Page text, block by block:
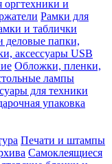
оргтехники и
Рамки для
и таблички
деловые папки,
аксессуары USB
Обложки, пленки,
лампы
для техники
упаковка
Печати и штампы
Самоклеящиеся